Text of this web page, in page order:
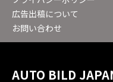
広告出稿について
お問い合わせ
AUTO BILD